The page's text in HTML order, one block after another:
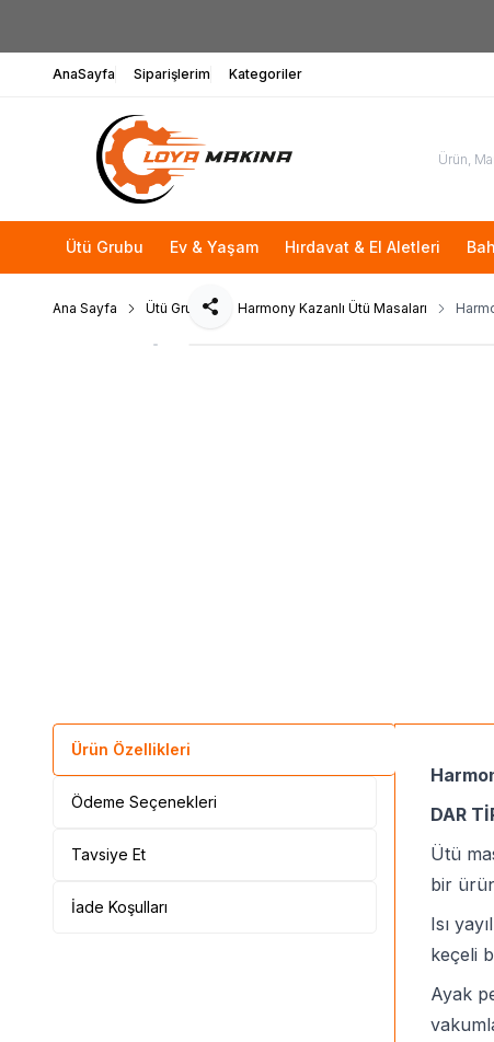
AnaSayfa Siparişlerim Kategoriler
Ütü Grubu Ev & Yaşam Hırdavat & El Aletleri
Ana Sayfa Ütü Grubu Harmony Kazanlı Ütü Masaları
Paylaş
Ürün Özellikleri
Ödeme Seçenekleri
Tavsiye Et
İade Koşulları
DAR
Ütü
bir
Isı
keçeli
Ayak